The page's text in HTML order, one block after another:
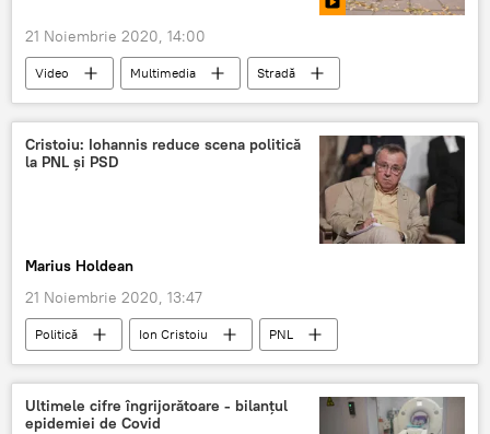
21 Noiembrie 2020, 14:00
Video Multimedia
Stradă
Oameni
Cristoiu: Iohannis reduce scena politică
la PNL și PSD
Marius Holdean
21 Noiembrie 2020, 13:47
Politică Ion Cristoiu
PNL
PSD
Ultimele cifre îngrijorătoare - bilanțul
epidemiei de Covid